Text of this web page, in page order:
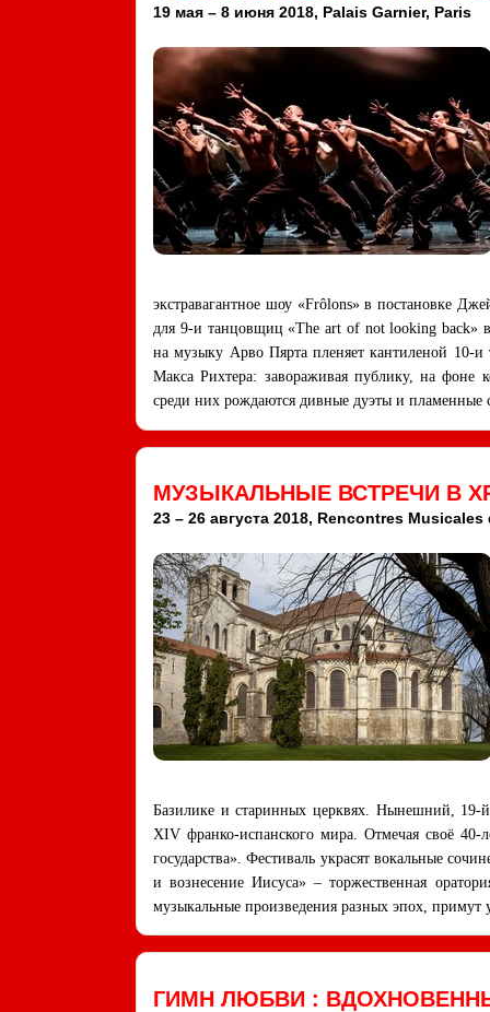
19 мая – 8 июня 2018, Palais Garnier, Paris
экстравагантное шоу «Frôlons» в постановке
для 9-и танцовщиц «The art of not looking back»
на музыку Арво Пярта пленяет кантиленой 10-и
Макса Рихтера: завораживая публику, на фоне
среди них рождаются дивные дуэты и пламенные
МУЗЫКАЛЬНЫЕ ВСТРЕЧИ В
23 – 26 августа 2018, Rencontres Musicales
Базилике и старинных церквях. Нынешний, 19-й,
XIV франко-испанского мира. Отмечая своё 40-
государства». Фестиваль украсят вокальные
и вознесение Иисуса» – торжественная
музыкальные произведения разных эпох, примут
ГИМН ЛЮБВИ :